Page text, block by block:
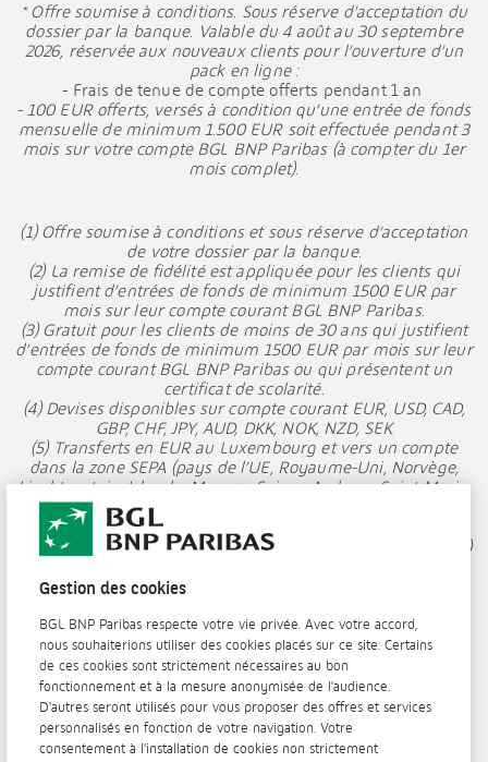
* Offre soumise à conditions. Sous réserve d’acceptation du
dossier par la banque. Valable du 4 août au 30 septembre
2026, réservée aux nouveaux clients pour l’ouverture d’un
pack en ligne :
- Frais de tenue de compte offerts pendant 1 an
- 100 EUR offerts, versés à condition qu’une entrée de fonds
mensuelle de minimum 1.500 EUR soit effectuée pendant 3
mois sur votre compte BGL BNP Paribas (à compter du 1er
mois complet).
(1) Offre soumise à conditions et sous réserve d’acceptation
de votre dossier par la banque.
(2) La remise de fidélité est appliquée pour les clients qui
justifient d’entrées de fonds de minimum 1500 EUR par
mois sur leur compte courant BGL BNP Paribas.
(3) Gratuit pour les clients de moins de 30 ans qui justifient
d’entrées de fonds de minimum 1500 EUR par mois sur leur
compte courant BGL BNP Paribas ou qui présentent un
certificat de scolarité.
(4) Devises disponibles sur compte courant EUR, USD, CAD,
GBP, CHF, JPY, AUD, DKK, NOK, NZD, SEK
(5) Transferts en EUR au Luxembourg et vers un compte
dans la zone SEPA (pays de l’UE, Royaume-Uni, Norvège,
Liechtenstein, Islande, Monaco, Suisse, Andorre, Saint-Marin,
Vatican, Guernesey, Jersey et Ile de Man) avec IBAN et BIC
du bénéficiaire et mention ≪ frais partages ≫.
(6) Dans le réseau mondial de BNP Paribas (Global Network)
en EUR avec les cartes de débit sont gratuits.
domiciliez un salaire auprès de BGL BNP Paribas.
Gestion des cookies
BGL BNP Paribas respecte votre vie privée. Avec votre accord,
nous souhaiterions utiliser des cookies placés sur ce site. Certains
de ces cookies sont strictement nécessaires au bon
fonctionnement et à la mesure anonymisée de l'audience.
D'autres seront utilisés pour vous proposer des offres et services
personnalisés en fonction de votre navigation. Votre
consentement à l'installation de cookies non strictement